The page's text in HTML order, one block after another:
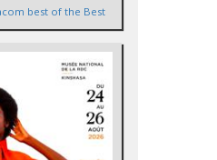
best of the Best